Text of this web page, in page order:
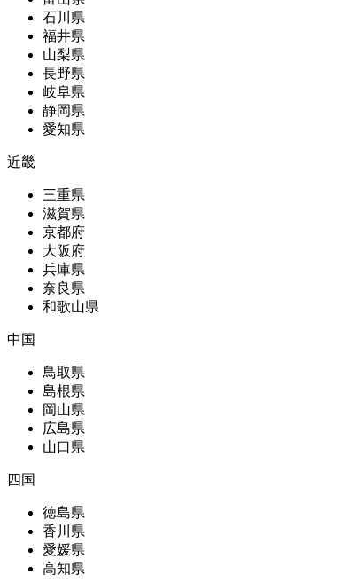
石川県
福井県
山梨県
長野県
岐阜県
静岡県
愛知県
近畿
三重県
滋賀県
京都府
大阪府
兵庫県
奈良県
和歌山県
中国
鳥取県
島根県
岡山県
広島県
山口県
四国
徳島県
香川県
愛媛県
高知県